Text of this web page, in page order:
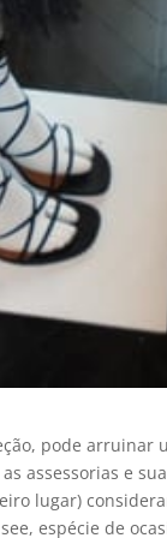
pode arruinar
assessorias e
lugar)
espécie de